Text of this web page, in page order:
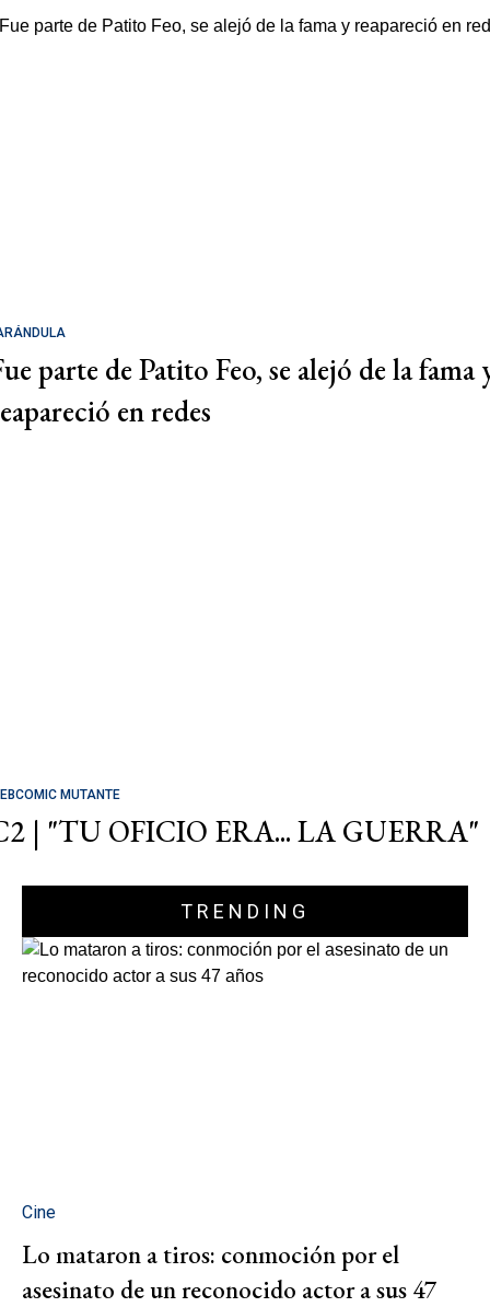
parte de Patito Feo, se alejó de la fama
en redes
MUTANTE
| "TU OFICIO ERA... LA GUERRA"
TRENDING
Cine
Lo mataron a tiros: conmoción por el
asesinato de un reconocido actor a sus 47